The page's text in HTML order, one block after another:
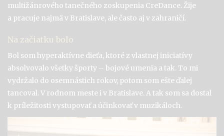
multižánrového tanečného zoskupenia CreDance. Žije
a pracuje najmä v Bratislave, ale často aj v zahraničí.
Na začiatku bolo
Bol som hyperaktívne dieťa, ktoré z vlastnej iniciatívy
absolvovalo všetky športy – bojové umenia a tak. To mi
vydržalo do osemnástich rokov, potom som ešte ďalej
tancoval. V rodnom meste i v Bratislave. A tak som sa dostal
k príležitosti vystupovať a účinkovať v muzikáloch.